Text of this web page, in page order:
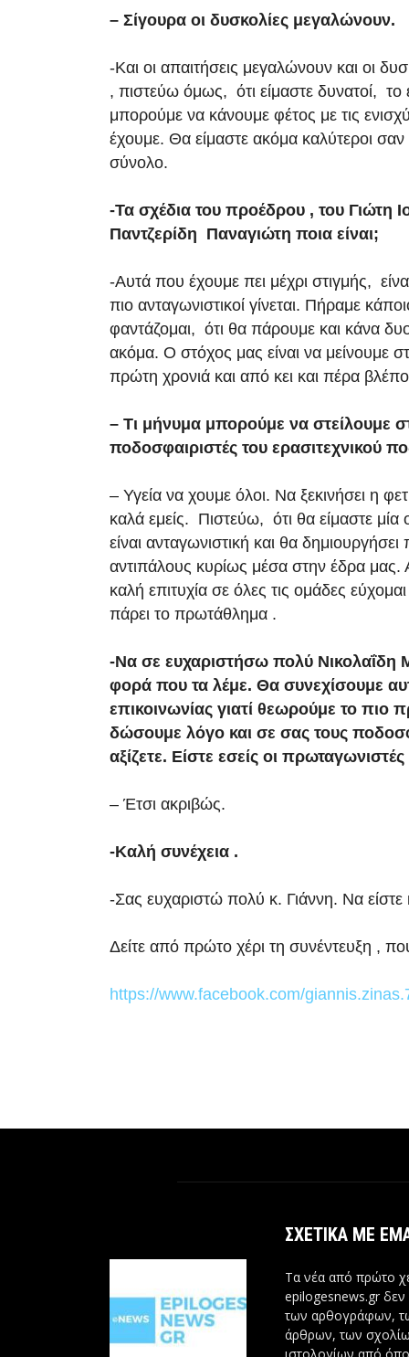
– Σίγουρα οι δυσκολίες μεγαλώνουν.
-Και οι απαιτήσεις μεγαλώνουν και οι
, πιστεύω όμως, ότι είμαστε δυνατοί, το
μπορούμε να κάνουμε φέτος με τις
έχουμε. Θα είμαστε ακόμα καλύτεροι
σύνολο.
-Τα σχέδια του προέδρου , του Γιώτη
Παντζερίδη Παναγιώτη ποια είναι;
-Αυτά που έχουμε πει μέχρι στιγμής,
πιο ανταγωνιστικοί γίνεται. Πήραμε
φαντάζομαι, ότι θα πάρουμε και κάνα
ακόμα. Ο στόχος μας είναι να μείνουμε
πρώτη χρονιά και από κει και πέρα
– Τι μήνυμα μπορούμε να στείλουμε
ποδοσφαιριστές του ερασιτεχνικού
– Υγεία να χουμε όλοι. Να ξεκινήσει η
καλά εμείς. Πιστεύω, ότι θα είμαστε
είναι ανταγωνιστική και θα
αντιπάλους κυρίως μέσα στην έδρα μας.
καλή επιτυχία σε όλες τις ομάδες
πάρει το πρωτάθλημα .
-Να σε ευχαριστήσω πολύ Νικολαΐδη
φορά που τα λέμε. Θα συνεχίσουμε
επικοινωνίας γιατί θεωρούμε το
δώσουμε λόγο και σε σας τους
αξίζετε. Είστε εσείς οι
– Έτσι ακριβώς.
-Καλή συνέχεια .
-Σας ευχαριστώ πολύ κ. Γιάννη. Να είστε
Δείτε από πρώτο χέρι τη συνέντευξη ,
https://www.facebook.com/
ΣΧΕΤΙΚΆ ΜΕ
Τα νέα από πρώτο
epilogesnews.gr δεν
των αρθογράφων,
άρθρων, των